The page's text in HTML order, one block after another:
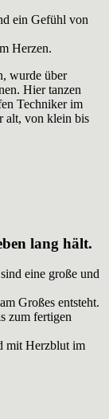
ein Gefühl von
Herzen.
wurde über
Hier tanzen
Techniker im
alt, von klein bis
lang hält.
eine große und
Großes entsteht.
zum fertigen
mit Herzblut im